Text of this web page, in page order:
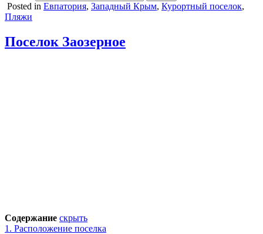
Posted in Евпатория, Западный Крым, Курортный поселок,
Пляжи
Поселок Заозерное
Содержание скрыть
1. Расположение поселка